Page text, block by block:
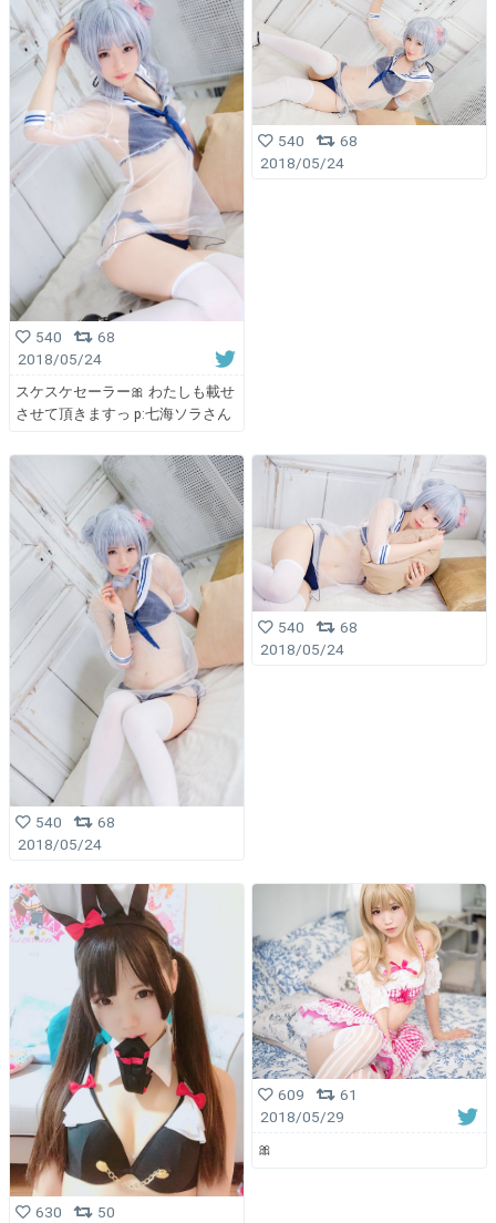
540
68
2018/05/24
スケスケセーラー🎀 わたしも載せ
させて頂きますっ p:七海ソラさん
540
68
2018/05/24
540
68
2018/05/24
540
68
2018/05/24
630
50
609
61
2018/05/29
🎀